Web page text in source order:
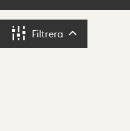
Filtrera Filtrera